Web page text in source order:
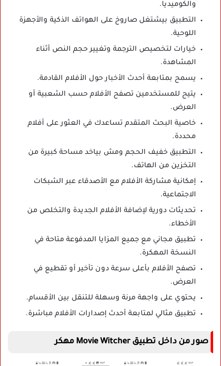
والكوميديا.
التطبيق بيشتغل صاروخ على الهواتف الذكية والأجهزة
اللوحية.
خيارات لتخصيص الترجمة وتغيير حجم النص أثناء
المشاهدة.
يسمح بمتابعة أحدث الأخبار حول الأفلام القادمة.
يتيح للمستخدمين تصفح الأفلام حسب الشعبية أو
العرض.
خاصية البحث المتقدم تساعدك في العثور على أفلام
محددة.
التطبيق خفيف الحجم ومش بياخد مساحة كبيرة من
التخزين من الهاتف.
إمكانية مشاركة الأفلام مع الأصدقاء عبر الشبكات
الاجتماعية.
تحديثات دورية لإضافة الأفلام الجديدة والتخلص من
الأخطاء.
تطبيق مجاني مع جميع المزايا المدفوعة متاحة في
النسخة المهكرة.
تصفح الأفلام بأعلى سرعة دون تأخير أو تقطيع في
العرض.
يحتوي على واجهة مرنة وسهلة للتنقل بين الأقسام.
تطبيق مثالي لمتابعة أحدث إصدارات الأفلام مباشرة.
صور من داخل تطبيق Movie Witcher مهكر